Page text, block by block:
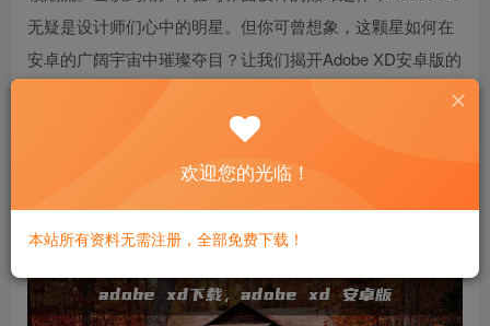
无疑是设计师们心中的明星。但你可曾想象，这颗星如何在
安卓的广阔宇宙中璀璨夺目？让我们揭开Adobe XD安卓版的
欢迎您的光临！
本站所有资料无需注册，全部免费下载！